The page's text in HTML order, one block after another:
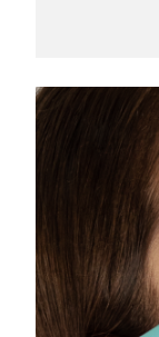
西班牙
瑞典
台灣
泰國